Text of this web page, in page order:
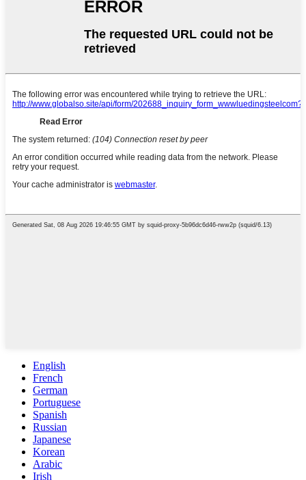
English
French
German
Portuguese
Spanish
Russian
Japanese
Korean
Arabic
Irish